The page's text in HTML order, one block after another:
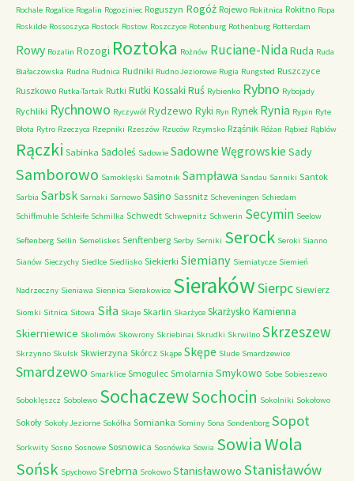
Rochale Rogalice Rogalin Rogoziniec Roguszyn Rogóż Rojewo Rokitnica Rokitno Ropa
Roskilde Rossoszyca Rostock Rostow Roszczyce Rotenburg Rothenburg Rotterdam
Rowy Rozalin Rozogi Roztoka Rożnów Ruciane-NidaRuda Ruda
Białaczowska Rudna Rudnica Rudniki Rudno Jeziorowe Rugia Rungsted Ruszczyce
Ruszkowo Rutka-Tartak Rutki Rutki Kossaki Ruś Rybienko Rybno Rybojady
Rychliki Rychnowo Ryczywół Rydzewo Ryki Ryn Rynek Rynia Rypin Ryte
Błota Rytro Rzeczyca Rzepniki Rzeszów Rzuców Rzymsko Rząśnik Różan Rąbież Rąblów
Rączki Sabinka Sadoleś Sadowie Sadowne Węgrowskie Sady
Samborowo Samoklęski Samotnik Sampława Sandau Sanniki Santok
Sarbia Sarbsk Sarnaki Sarnowo Sasino Sassnitz Scheveningen Schiedam
Schiffmuhle Schleife Schmilka Schwedt Schwepnitz Schwerin Secymin Seelow
Seftenberg Sellin Semeliskes Senftenberg Serby Serniki Serock Seroki Sianno
Sianów Sieczychy Siedlce Siedlisko Siekierki Siemiany Siemiatycze Siemień
Nadrzeczny Sieniawa Siennica Sierakowice SierakówSierpc Siewierz
Siomki Sitnica Sitowa Siła Skaje Skarlin Skarżyce Skarżysko Kamienna
Skierniewice Skolimów Skowrony Skriebinai Skrudki Skrwilno Skrzeszew
Skrzynno Skulsk Skwierzyna Skórcz Skąpe Skępe Slude Smardzewice
Smardzewo Smarklice Smogulec Smolarnia Smykowo Sobe Sobieszewo
Soboklęszcz Sobolewo SochaczewSochocin Sokolniki Sokołowo
Sokoły Sokoły Jeziorne Sokółka Somianka Sominy Sona Sondenborg Sopot
Sorkwity Sosno Sosnowe Sosnowica Sosnówka Sowia Sowia Wola
Sońsk Spychowo Srebrna Srokowo Stanisławowo Stanisławów